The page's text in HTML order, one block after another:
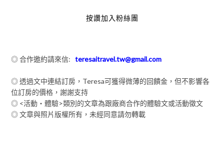
按讚加入粉絲團
◎ 合作邀約請來信:teresaitravel.tw@gmail.com
◎ 透過文中連結訂房，Teresa可獲得微薄的回饋金，但不影響各
位訂房的價格，謝謝支持
◎ <活動‧體驗>類別的文章為跟廠商合作的體驗文或活動徵文
◎ 文章與照片版權所有，未經同意請勿轉載